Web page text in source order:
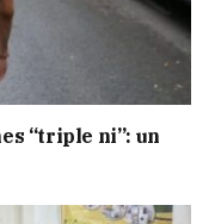
“triple ni”: un